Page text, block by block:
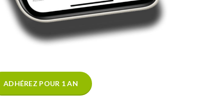
ADHÉREZ POUR 1 AN